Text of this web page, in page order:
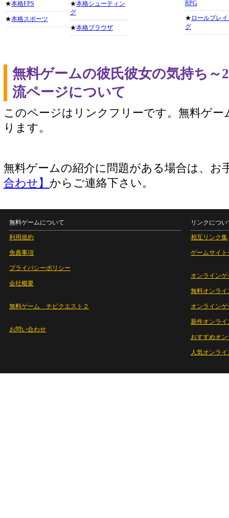
★本格FPS
★本格スポーツ
★本格シューティン
グ
★本格ブラウザ
RPG
★ ロールプレ
グ
無料ゲームの彼氏彼女の気持ち～
流ページについて
このページはリンクフリーです。無料ゲー
ります。
無料ゲームの紹介に問題がある場合は、お
合わせ】 からご連絡下さい。
無料ゲームについて
利用規約
免責事項
プライバシーポリシー
会社概要
無料ゲーム チビクエスト２
お問い合わせ
リンクについ
相互リンク集
ゲームサイト
オンラインゲ
無料オンライ
オンライン
新作オンライ
おすすめオ
人気オンラ